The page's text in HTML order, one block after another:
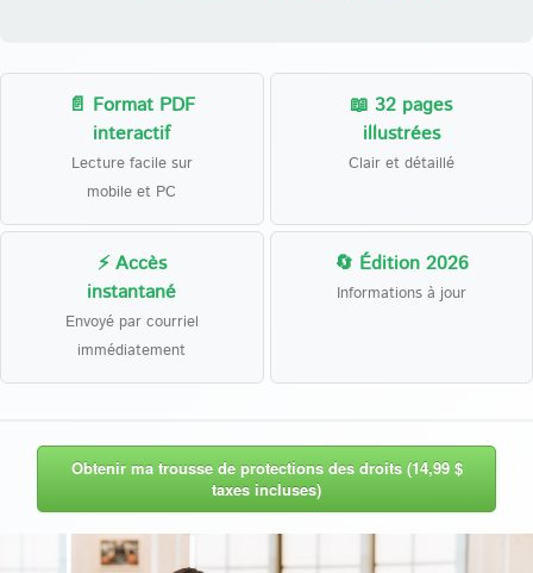
📄 Format PDF
interactif
Lecture facile sur
mobile et PC
📖 32 pages
illustrées
Clair et détaillé
⚡ Accès
instantané
Envoyé par courriel
immédiatement
🔄 Édition 2026
Informations à jour
Obtenir ma trousse de protections des droits (14,99 $
taxes incluses)